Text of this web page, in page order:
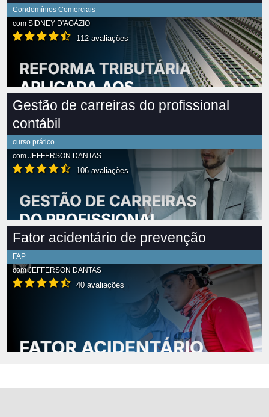
Condomínios Comerciais
com SIDNEY D'AGÁZIO
112 avaliações
Gestão de carreiras do profissional
contábil
curso prático
com JEFFERSON DANTAS
106 avaliações
Fator acidentário de prevenção
FAP
comJEFFERSON DANTAS
40 avaliações